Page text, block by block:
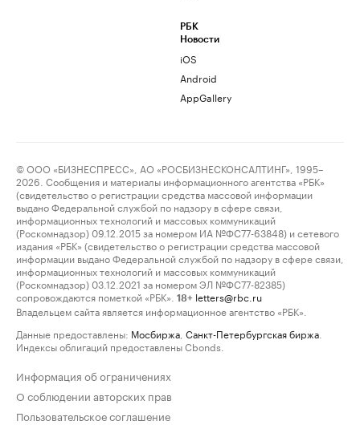
РБК
Новости
iOS
Android
AppGallery
© ООО «БИЗНЕСПРЕСС», АО «РОСБИЗНЕСКОНСАЛТИНГ», 1995–
2026. Сообщения и материалы информационного агентства «РБК»
(свидетельство о регистрации средства массовой информации
выдано Федеральной службой по надзору в сфере связи,
информационных технологий и массовых коммуникаций
(Роскомнадзор) 09.12.2015 за номером ИА №ФС77-63848) и сетевого
издания «РБК» (свидетельство о регистрации средства массовой
информации выдано Федеральной службой по надзору в сфере связи,
информационных технологий и массовых коммуникаций
(Роскомнадзор) 03.12.2021 за номером ЭЛ №ФС77-82385)
сопровождаются пометкой «РБК».
18+ letters@rbc.ru
Владельцем сайта является информационное агентство «РБК».
Данные предоставлены: Мосбиржа Санкт-Петербургская биржа
Индексы облигаций предоставлены Cbonds.
Информация об ограничениях
О соблюдении авторских прав
Пользовательское соглашение